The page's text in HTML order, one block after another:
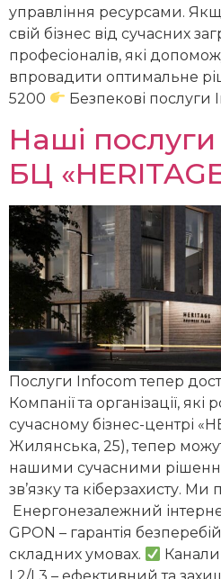
управління ресурсами.
свій бізнес від сучасних
професіоналів, які
впровадити оптимальне
5200
Безпекові послуги
Наші послуги
БЦ
Послуги Infocom тепер
Компанії та організації, які
сучасному бізнес-центрі
Жилянська, 25), тепер
нашими сучасними
зв’язку та кіберзахисту.
Енергонезалежний
GPON – гарантія
складних умовах.